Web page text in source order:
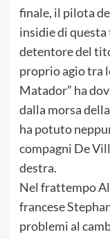
finale, il pilota
insidie di
detentore del
proprio agio tra
Matador” ha
dalla morsa
ha potuto
compagni De
destra.
Nel frattempo
francese
problemi al